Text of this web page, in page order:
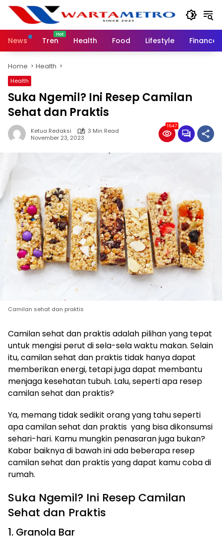
Skip
content
News
Tren Health Food Lifestyle Finance
Home Health
Health
Suka Ngemil? Ini Resep Camilan
Sehat dan Praktis
Ketua Redaksi
3 Min Read
November 23, 2023
1647
Camilan sehat dan praktis
Camilan sehat dan praktis adalah pilihan yang tepat
untuk mengisi perut di sela-sela waktu makan. Selain
itu, camilan sehat dan praktis tidak hanya dapat
memberikan energi, tetapi juga dapat membantu
menjaga kesehatan tubuh. Lalu, seperti apa resep
camilan sehat dan praktis?
Ya, memang tidak sedikit orang yang tahu seperti
apa camilan sehat dan praktis yang bisa dikonsumsi
sehari-hari. Kamu mungkin penasaran juga bukan?
Kabar baiknya di bawah ini ada beberapa resep
camilan sehat dan praktis yang dapat kamu coba di
rumah.
Suka Ngemil? Ini Resep Camilan
Sehat dan Praktis
1. Granola Bar